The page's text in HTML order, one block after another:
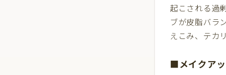
起こされる過
ブが皮脂バラ
えこみ、テカ
■メイクアッ